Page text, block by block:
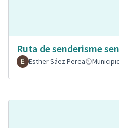
Ruta de senderisme
Esther Sáez Perea